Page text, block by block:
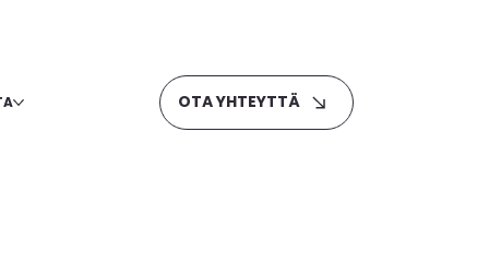
OTA YHTEYTTÄ